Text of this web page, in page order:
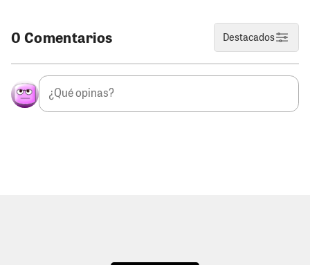
0 Comentarios Destacados